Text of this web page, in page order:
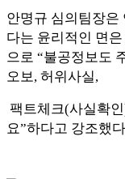
안명규 심의팀장은
다는 윤리적인 면
으로 “불공정보도
오보 , 허위사실,
팩트체크(사실확인
요”하다고 강조했다